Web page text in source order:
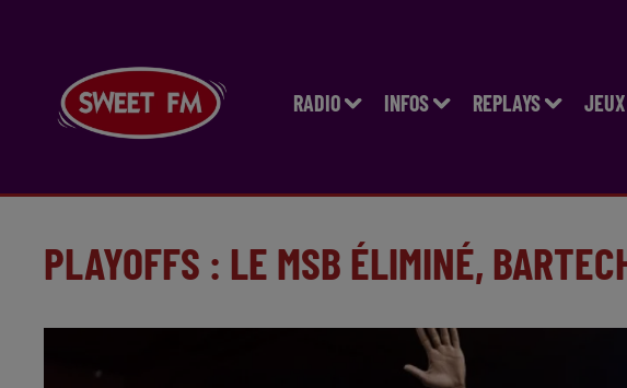
RADIO INFOS REPLAYS JEUX
PLAYOFFS : LE MSB ÉLIMINÉ,